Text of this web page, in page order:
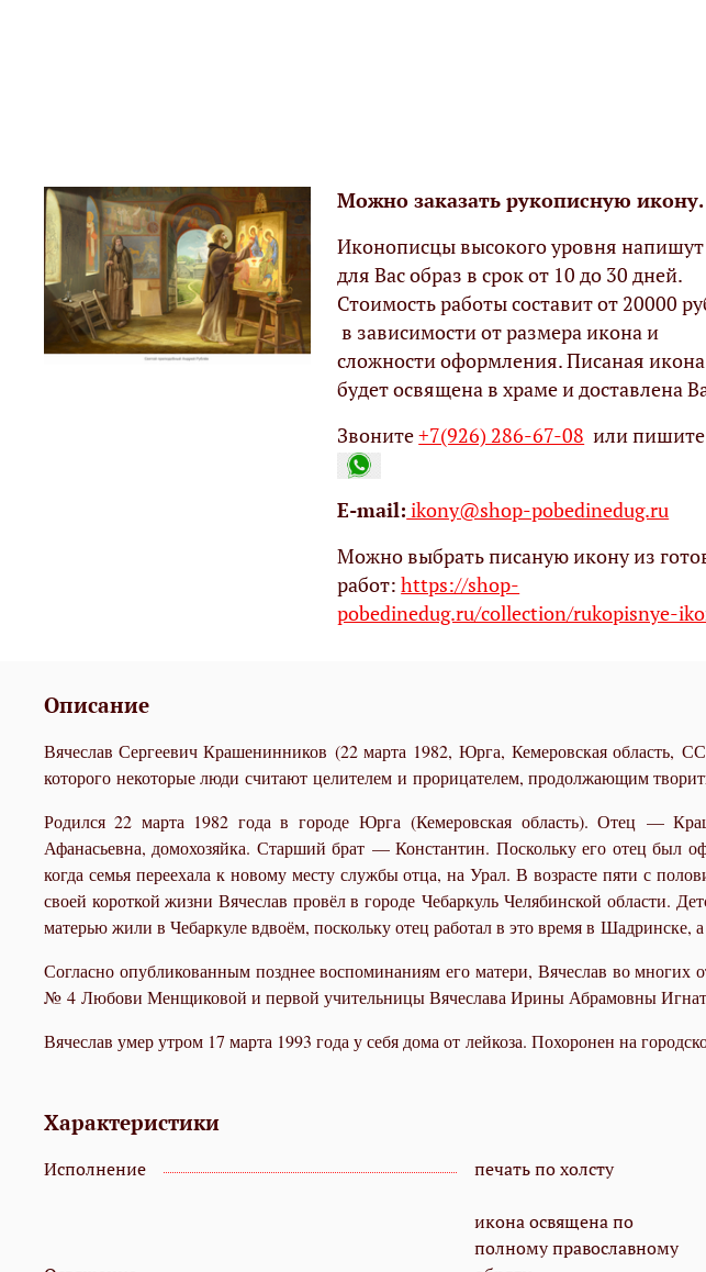
Можно заказать рукописную икону.
Иконописцы высокого уровня напишут
для Вас образ в срок от 10 до 30 дней.
Стоимость работы составит от 20000
в зависимости от размера икона и
сложности оформления. Писаная икона
будет освящена в храме и доставлена
Звоните+7(926) 286-67-08 или пишите
Е-mail: ikony@shop-pobedinedug.ru
Можно выбрать писаную икону из
работ:https://shop-
pobedinedug.ru/collection/rukopisnye-
Описание
Вячеслав Сергеевич Крашенинников (22 марта 1982, Юрга, Кемеровская область,
которого некоторые люди считают целителем и прорицателем, продолжающим
Родился 22 марта 1982 года в городе Юрга (Кемеровская область). Отец —
Афанасьевна, домохозяйка. Старший брат — Константин. Поскольку его отец был
когда семья переехала к новому месту службы отца, на Урал. В возрасте пяти с
своей короткой жизни Вячеслав провёл в городе Чебаркуль Челябинской области.
матерью жили в Чебаркуле вдвоём, поскольку отец работал в это время в
Согласно опубликованным позднее воспоминаниям его матери, Вячеслав во
№ 4 Любови Менщиковой и первой учительницы Вячеслава Ирины Абрамовны
Вячеслав умер утром 17 марта 1993 года у себя дома от лейкоза. Похоронен на
Характеристики
Исполнение печать по холсту
икона освящена по
полному православному